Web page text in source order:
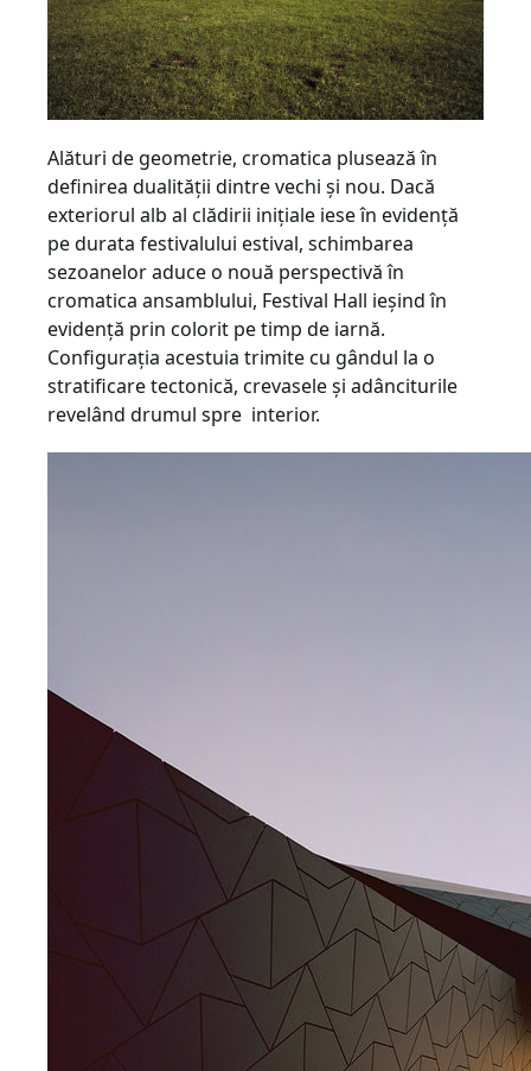
Alături de geometrie, cromatica plusează în
definirea dualităţii dintre vechi şi nou. Dacă
exteriorul alb al clădirii iniţiale iese în evidenţă
pe durata festivalului estival, schimbarea
sezoanelor aduce o nouă perspectivă în
cromatica ansamblului, Festival Hall ieşind în
evidenţă prin colorit pe timp de iarnă.
Configuraţia acestuia trimite cu gândul la o
stratificare tectonică, crevasele şi adânciturile
revelând drumul spre interior.